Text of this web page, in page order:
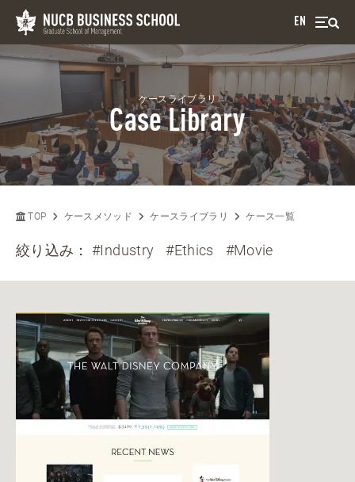
EN
ケースライブラリ
Case Library
TOP ケースメソッド ケースライブラリ ケース一覧
絞り込み：#Industry #Ethics #Movie